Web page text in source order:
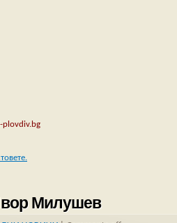
plovdiv.bg
Милушев